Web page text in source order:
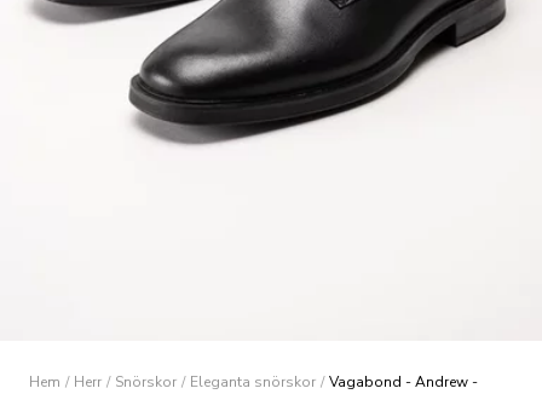
Hem / Herr / Snörskor / Eleganta snörskor / Vagabond - Andrew -